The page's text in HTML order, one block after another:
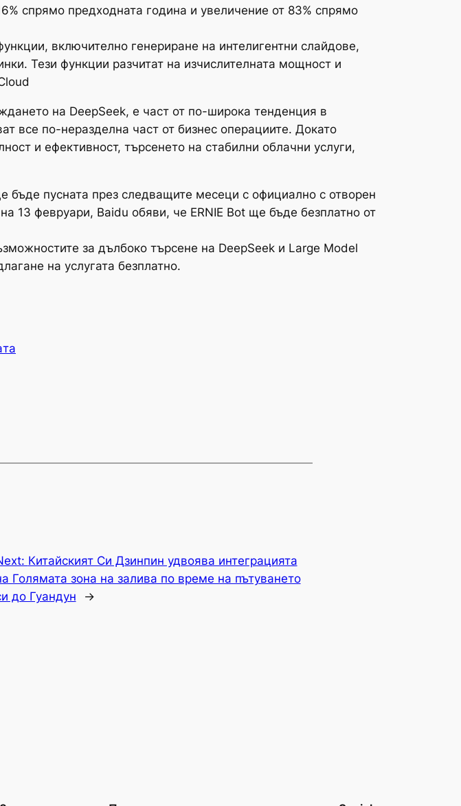
спрямо предходната година и увеличение от 83% спрямо
включително генериране на интелигентни слайдове,
Тези функции разчитат на изчислителната мощност и
на DeepSeek, е част от по-широка тенденция в
все по-неразделна част от бизнес операциите. Докато
и ефективност, търсенето на стабилни облачни услуги,
пусната през следващите месеци с официално с отворен
13 февруари, Baidu обяви, че ERNIE Bot ще бъде безплатно от
за дълбоко търсене на DeepSeek и Large Model
на услугата безплатно.
Китайският Си Дзинпин удвоява интеграцията
Голямата зона на залива по време на пътуването
до Гуандун
→